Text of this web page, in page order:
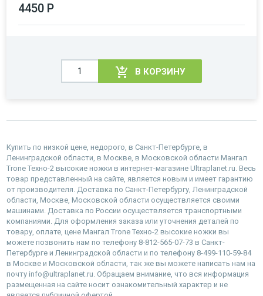
4450 Р
В КОРЗИНУ
Купить по низкой цене, недорого, в Санкт-Петербурге, в
Ленинградской области, в Москве, в Московской области Мангал
Trone Техно-2 высокие ножки в интернет-магазине Ultraplanet.ru. Весь
товар представленный на сайте, является новым и имеет гарантию
от производителя. Доставка по Санкт-Петербургу, Ленинградской
области, Москве, Московской области осуществляется своими
машинами. Доставка по России осуществляется транспортными
компаниями. Для оформления заказа или уточнения деталей по
товару, оплате, цене Мангал Trone Техно-2 высокие ножки вы
можете позвонить нам по телефону 8-812-565-07-73 в Санкт-
Петербурге и Ленинградской области и по телефону 8-499-110-59-84
в Москве и Московской области, так же вы можете написать нам на
почту info@ultraplanet.ru. Обращаем внимание, что вся информация
размещенная на сайте носит ознакомительный характер и не